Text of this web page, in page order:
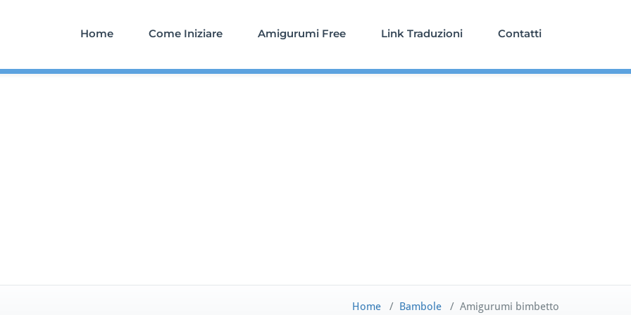
Home Come Iniziare Amigurumi Free Link Traduzioni Contatti
Home / Bambole / Amigurumi bimbetto